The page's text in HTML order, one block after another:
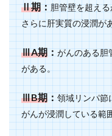
Ⅱ期：胆管壁を超え
さらに肝実質の浸潤が
ⅢA期：がんのある胆
がある。
ⅢB期：領域リンパ節
がんが浸潤している範